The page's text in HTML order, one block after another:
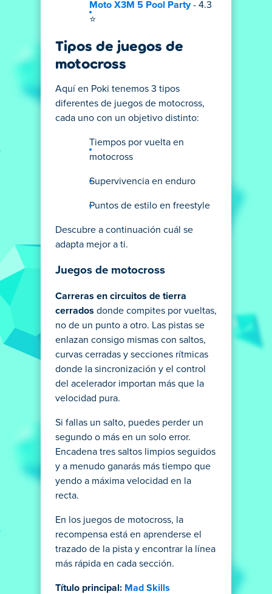
Moto X3M 5 Pool Party- 4.3
⭐
Tipos de juegos de
motocross
Aquí en Poki tenemos 3 tipos
diferentes de juegos de motocross,
cada uno con un objetivo distinto:
Tiempos por vuelta en
motocross
Supervivencia en enduro
Puntos de estilo en freestyle
Descubre a continuación cuál se
adapta mejor a ti.
Juegos de motocross
Carreras en circuitos de tierra
cerrados donde compites por vueltas,
no de un punto a otro. Las pistas se
enlazan consigo mismas con saltos,
curvas cerradas y secciones rítmicas
donde la sincronización y el control
del acelerador importan más que la
velocidad pura.
Si fallas un salto, puedes perder un
segundo o más en un solo error.
Encadena tres saltos limpios seguidos
y a menudo ganarás más tiempo que
yendo a máxima velocidad en la
recta.
En los juegos de motocross, la
recompensa está en aprenderse el
trazado de la pista y encontrar la línea
más rápida en cada sección.
Título principal: Mad Skills